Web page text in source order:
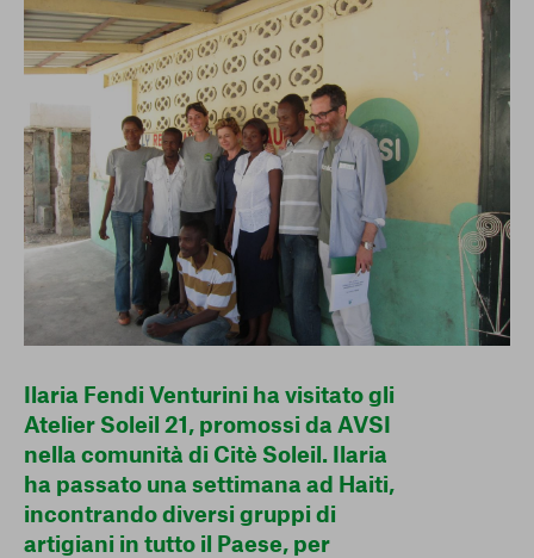
conto del fatto che il blocco di alcuni cookie può
condizionare l’esperienza sulla Piattaforma e il suo
funzionamento. Premendo “Conferma le mie scelte”, la
selezione relativa ai cookie effettuata verrà salvata. Se non è
stata selezionata alcuna opzione, premere questo pulsante
equivarrà a rifiutare tutti i cookie. Per ulteriori informazioni, è
possibile consultare la nostraUlteriori informazioni
Cookie strettamente necessari
Cookie di analisi
Cookies di marketing
Ilaria Fendi Venturini ha visitato gli
Atelier Soleil 21, promossi da AVSI
nella comunità di Citè Soleil. Ilaria
ha passato una settimana ad Haiti,
incontrando diversi gruppi di
artigiani in tutto il Paese, per